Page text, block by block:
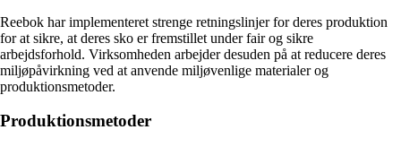
Reebok har implementeret strenge retningslinjer for deres produktion
for at sikre, at deres sko er fremstillet under fair og sikre
arbejdsforhold. Virksomheden arbejder desuden på at reducere deres
miljøpåvirkning ved at anvende miljøvenlige materialer og
produktionsmetoder.
Produktionsmetoder